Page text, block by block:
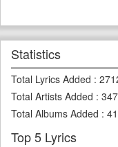
Statistics
Total Lyrics Added :
Total Artists Added : 347
Total Albums Added :
Top 5 Lyrics